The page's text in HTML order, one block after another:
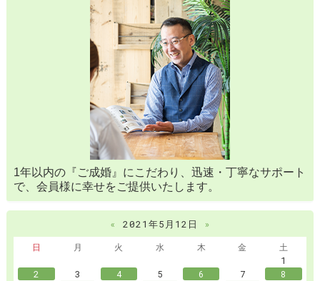
1年以内の『ご成婚』にこだわり、迅速・丁寧なサポート
で、会員様に幸せをご提供いたします。
« 2021年5月12日
»
日
月 火 水 木 金
土
1
2
3 4 5 6 7
8